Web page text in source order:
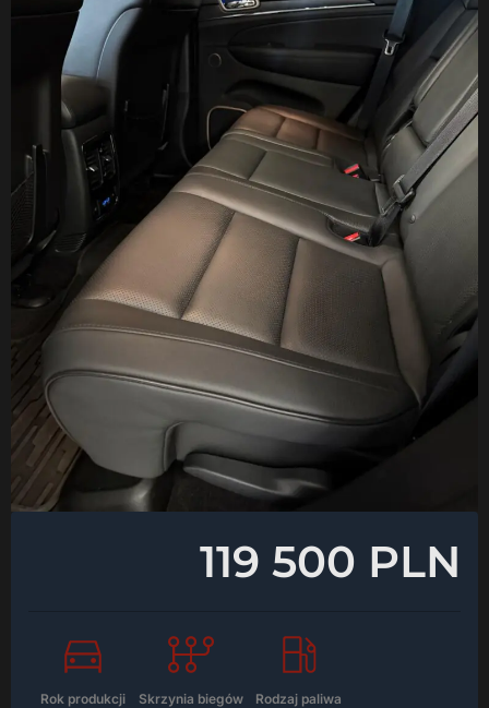
119 500 PLN
Rok produkcji Skrzynia biegów Rodzaj paliwa